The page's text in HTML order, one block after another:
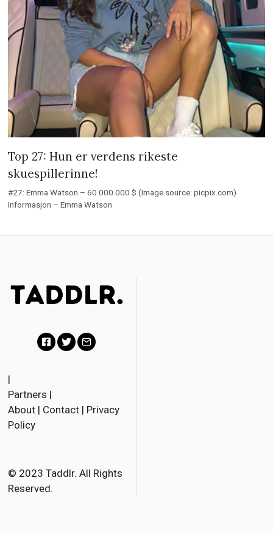
Top 27: Hun er verdens rikeste
skuespillerinne!
#27: Emma Watson – 60.000.000 $ (Image source: picpix.com)
Informasjon – Emma Watson
c
e
o
k
t
r
i
|
Partners |
About | Contact | Privacy
Policy
© 2023 Taddlr. All Rights
Reserved.